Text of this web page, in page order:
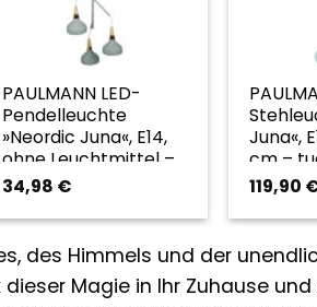
PAULMANN LED-
Pendelleuchte
»Neordic Juna«, E14,
ohne Leuchtmittel –
tuerkis
34,98 €
Juna«,
cm –
119,90
des Himmels und der
dieser Magie in Ihr Zuhause